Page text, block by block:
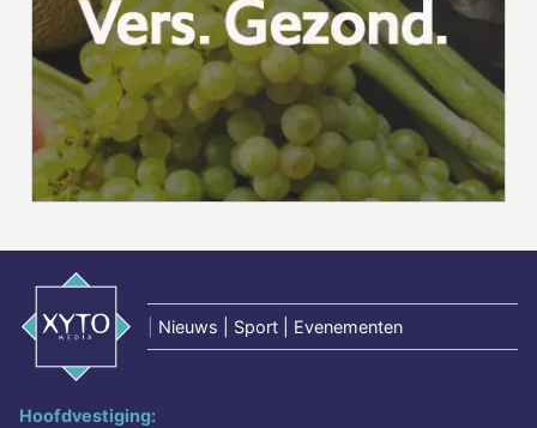
Nieuws | Sport | Evenementen
Hoofdvestiging: